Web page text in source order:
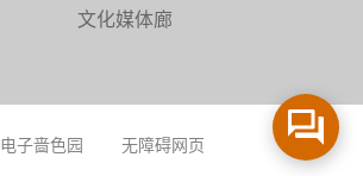
文化媒体廊
电子啬色园 无障碍网页